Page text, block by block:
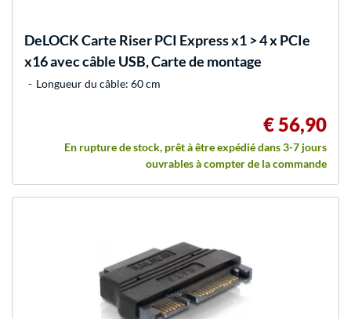
DeLOCKCarte Riser PCI Express x1 > 4 x PCIe
x16 avec câble USB, Carte de montage
Longueur du câble: 60 cm
€ 56,90
En rupture de stock, prêt à être expédié dans 3-7 jours
ouvrables à compter de la commande